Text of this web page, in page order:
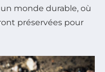
monde durable, où
préservées pour